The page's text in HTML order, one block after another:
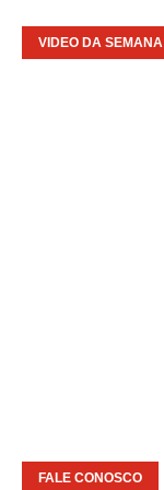
VIDEO DA SEMANA
FALE CONOSCO